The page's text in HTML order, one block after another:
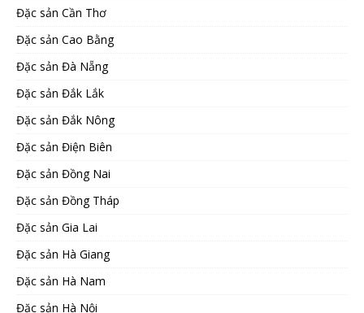
Đặc sản Cần Thơ
Đặc sản Cao Bằng
Đặc sản Đà Nẵng
Đặc sản Đắk Lắk
Đặc sản Đắk Nông
Đặc sản Điện Biên
Đặc sản Đồng Nai
Đặc sản Đồng Tháp
Đặc sản Gia Lai
Đặc sản Hà Giang
Đặc sản Hà Nam
Đặc sản Hà Nội